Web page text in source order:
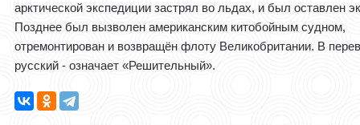
арктической экспедиции застрял во льдах, и был оставлен
Позднее был вызволен американским китобойным судном,
отремонтирован и возвращён флоту Великобритании. В
русский - означает «Решительный».